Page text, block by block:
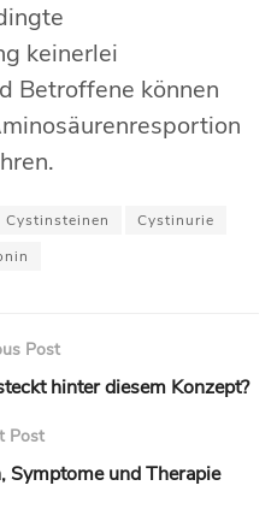
keinerlei
Betroffene können
Cystinsteinen
Cystinurie
Post
hinter diesem Konzept?
Post
Symptome und Therapie